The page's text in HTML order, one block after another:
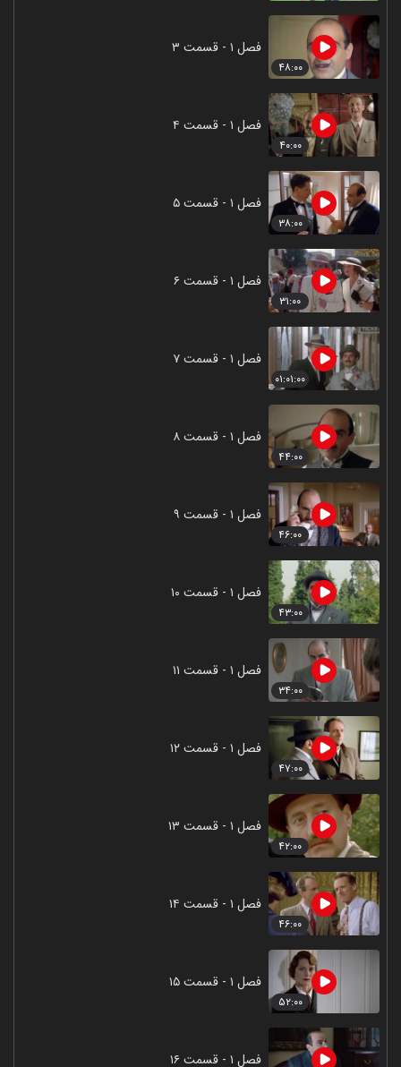
۴۸:۰۰
فصل ۱ - قسمت ۳
۴۰:۰۰
فصل ۱ - قسمت ۴
۳۸:۰۰
فصل ۱ - قسمت ۵
۳۱:۰۰
فصل ۱ - قسمت ۶
۰۱:۰۱:۰۰
فصل ۱ - قسمت ۷
۴۴:۰۰
فصل ۱ - قسمت ۸
۴۶:۰۰
فصل ۱ - قسمت ۹
۴۳:۰۰
فصل ۱ - قسمت ۱۰
۳۴:۰۰
فصل ۱ - قسمت ۱۱
۴۷:۰۰
فصل ۱ - قسمت ۱۲
۴۲:۰۰
فصل ۱ - قسمت ۱۳
۴۶:۰۰
فصل ۱ - قسمت ۱۴
۵۲:۰۰
فصل ۱ - قسمت ۱۵
فصل ۱ - قسمت ۱۶